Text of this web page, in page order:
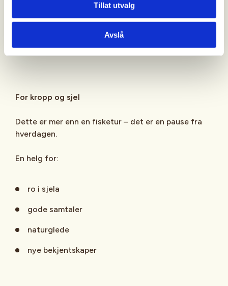
Tillat utvalg
Avslå
– med vissheten om at fellesskapet og hytta alltid
er der om du trenger det.
Vi er sammen hele veien, og støtter hverandre.
For kropp og sjel
Dette er mer enn en fisketur – det er en pause fra
hverdagen.
En helg for:
ro i sjela
gode samtaler
naturglede
nye bekjentskaper